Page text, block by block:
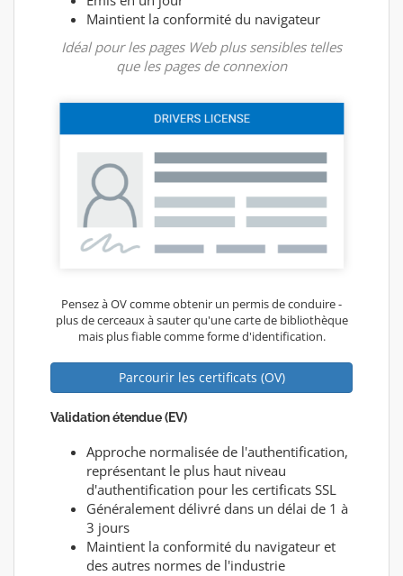
Maintient la conformité du navigateur
Idéal pour les pages Web plus sensibles telles
que les pages de connexion
Pensez à OV comme obtenir un permis de conduire -
plus de cerceaux à sauter qu'une carte de bibliothèque
mais plus fiable comme forme d'identification.
Parcourir les certificats (OV)
Validation étendue (EV)
Approche normalisée de l'authentification,
représentant le plus haut niveau
d'authentification pour les certificats SSL
Généralement délivré dans un délai de 1 à
3 jours
Maintient la conformité du navigateur et
des autres normes de l'industrie